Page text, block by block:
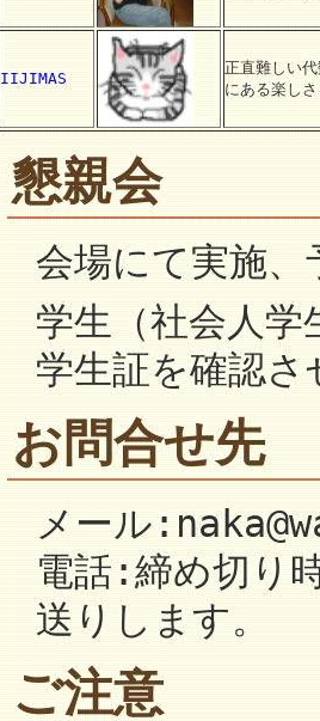
IIJIMAS
正直難しい
にある楽し
懇親会
会場にて実施
学生（社会人
学生証を確認
お問合せ先
メール
電話:締め切り
送りします。
ご注意